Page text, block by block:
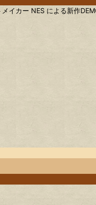
イカー NES による新作